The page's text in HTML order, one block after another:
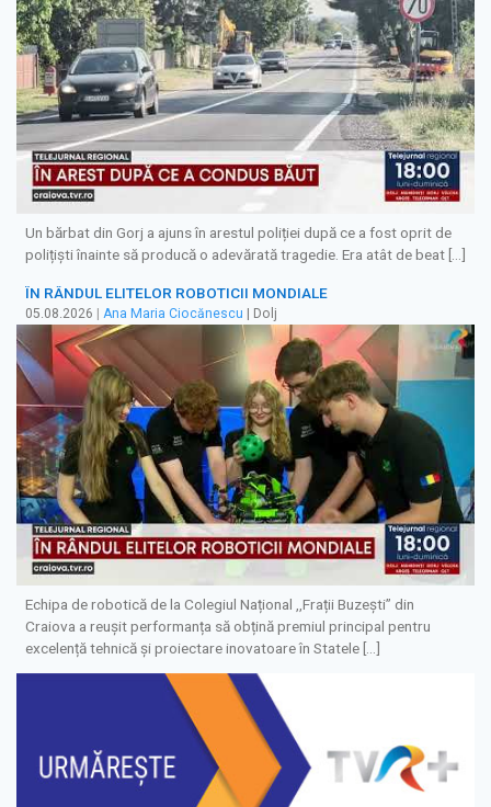
Un bărbat din Gorj a ajuns în arestul poliției după ce a fost oprit de
polițiști înainte să producă o adevărată tragedie. Era atât de beat […]
ÎN RÂNDUL ELITELOR ROBOTICII MONDIALE
05.08.2026 | Ana Maria Ciocănescu | Dolj
Echipa de robotică de la Colegiul Național ,,Frații Buzești” din
Craiova a reușit performanța să obțină premiul principal pentru
excelență tehnică și proiectare inovatoare în Statele […]